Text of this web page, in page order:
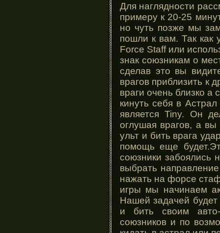
Для наглядности
примеру к 20-25
но чуть позже мы
пошли к вам. Так как
Force Staff или
знак союзникам о
сделав это вы
врагов приблизить к
враги очень близко
кинуть себя в
является Tiny. Он
оглушая врагов, а
ульт и бить врага
помощь еще
союзники забоялись
выбрать
нажать на форсе
игры мы начинаем
Нашей задачей будет
и бить своим
союзников и по